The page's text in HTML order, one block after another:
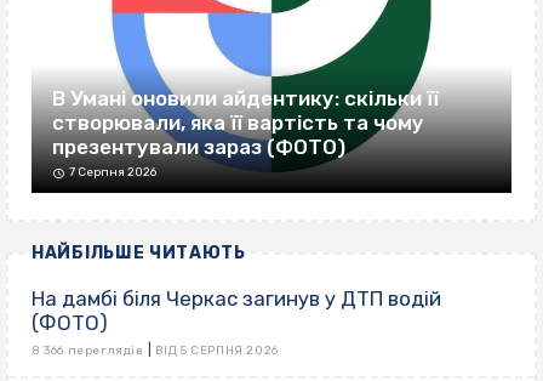
В Умані оновили айдентику: скільки її
створювали, яка її вартість та чому
презентували зараз (ФОТО)
7 Серпня 2026
НАЙБІЛЬШЕ ЧИТАЮТЬ
На дамбі біля Черкас загинув у ДТП водій
(ФОТО)
8 366 переглядів ВІД 5 СЕРПНЯ 2026